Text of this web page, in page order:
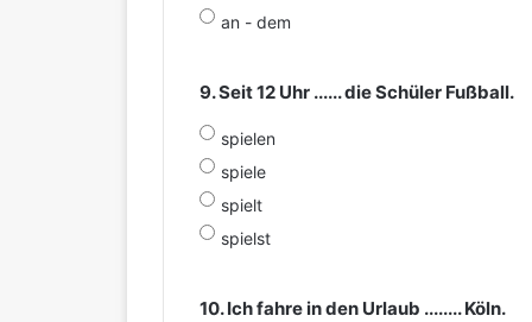
an - dem
9. Seit 12 Uhr ...... die Schüler Fußball.
spielen
spiele
spielt
spielst
10. Ich fahre in den Urlaub ........ Köln.